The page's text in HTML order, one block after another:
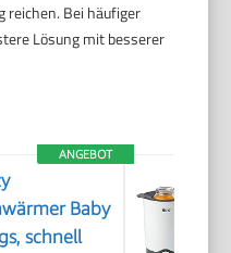
reichen. Bei häufiger
Lösung mit besserer
ANGEBOT
Baby
schnell